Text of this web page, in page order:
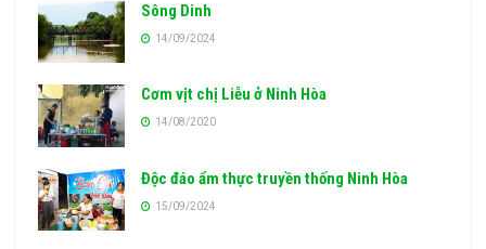
Sông Dinh
14/09/2024
Cơm vịt chị Liễu ở Ninh Hòa
14/08/2020
Độc đáo ẩm thực truyền thống Ninh Hòa
15/09/2024